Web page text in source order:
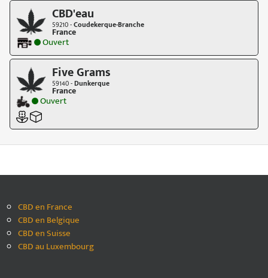
CBD'eau
59210 -Coudekerque-Branche
France
Ouvert
Five Grams
59140 -Dunkerque
France
Ouvert
CBD en France
CBD en Belgique
CBD en Suisse
CBD au Luxembourg